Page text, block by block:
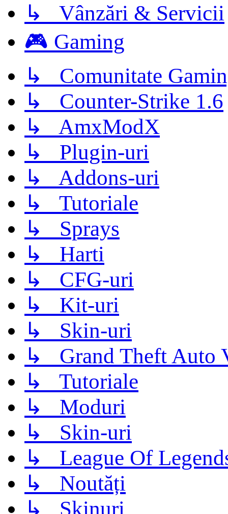
↳ Vânzări & Servicii
🎮 Gaming
↳ Comunitate
↳ Counter-Strike 1.6
↳ AmxModX
↳ Plugin-uri
↳ Addons-uri
↳ Tutoriale
↳ Sprays
↳ Harti
↳ CFG-uri
↳ Kit-uri
↳ Skin-uri
↳ Grand Theft Auto
↳ Tutoriale
↳ Moduri
↳ Skin-uri
↳ League Of
↳ Noutăți
↳ Skinuri